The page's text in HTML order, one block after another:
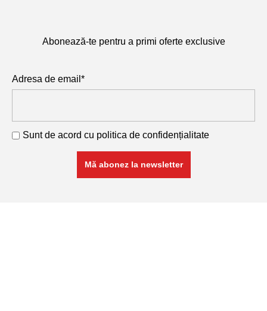
Abonează-te pentru a primi oferte exclusive
Adresa de email*
Sunt de acord cu politica de confidențialitate